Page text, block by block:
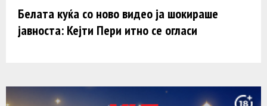
Белата куќа со ново видео ја шокираше
јавноста: Кејти Пери итно се огласи